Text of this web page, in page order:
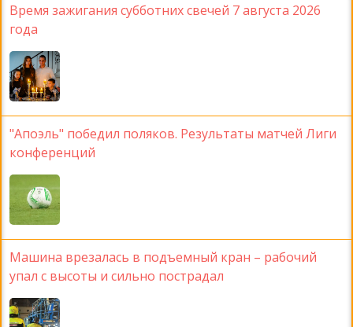
Время зажигания субботних свечей 7 августа 2026
года
"Апоэль" победил поляков. Результаты матчей Лиги
конференций
Машина врезалась в подъемный кран – рабочий
упал с высоты и сильно пострадал